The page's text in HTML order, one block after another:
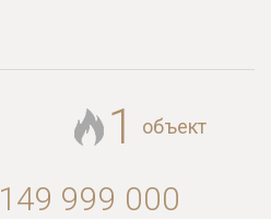
1 объект
149 999 000